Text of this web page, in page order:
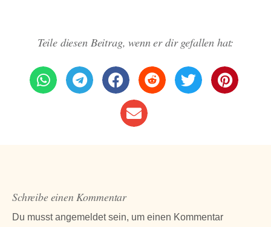
Teile diesen Beitrag, wenn er dir gefallen hat:
Schreibe einen Kommentar
Du musstangemeldetsein, um einen Kommentar